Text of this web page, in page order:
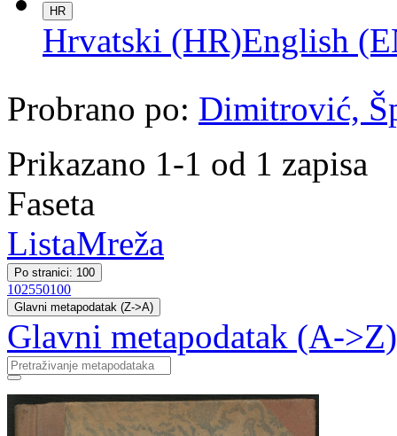
HR
Hrvatski (HR)English
Probrano po: Dimitrović,
Prikazano 1-1 od 1 zapisa
Faseta
ListaMreža
Po stranici: 100
102550100
Glavni metapodatak (Z->A)
Glavni metapodatak (A->Z)